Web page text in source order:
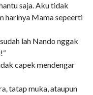
saja. Aku tidak
harinya Mama sepeerti
lah Nando nggak
capek mendengar
tatap muka, ataupun